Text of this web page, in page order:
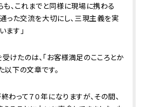
も、これまでと同様に現場に携わる
通った交流を大切にし、三現主義を実
ます」
けたのは、「お客様満足のこころとか
以下の文章です。
わって７０年になりますが、その間、